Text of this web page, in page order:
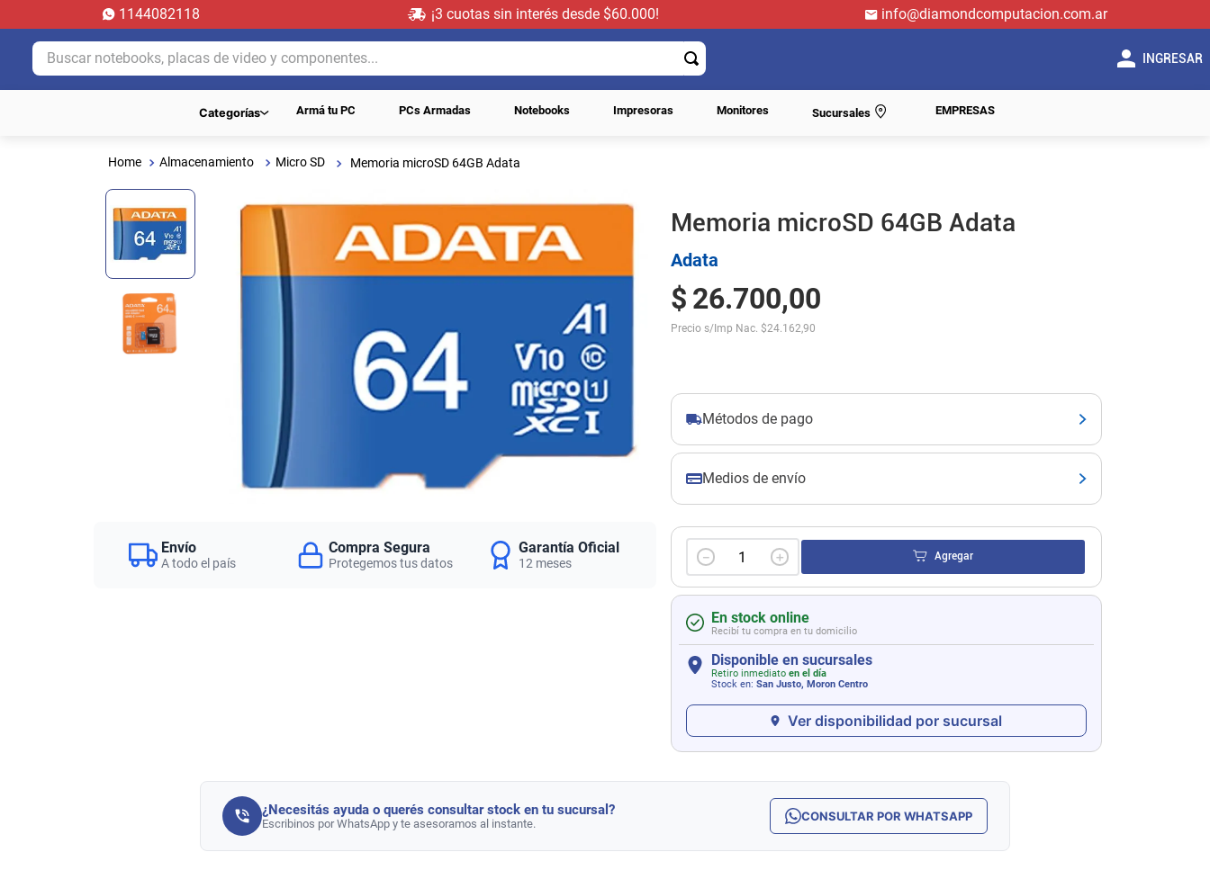
1144082118 ¡3 cuotas sin interés desde $60.000!
info@diamondcomputacion.com.ar
Buscar notebooks, placas de video y componentes...
INGRESAR
Categorías Armá tu PC PCs Armadas Notebooks Impresoras Monitores Sucursales EMPRESAS
Almacenamiento Micro SD Memoria microSD 64GB Adata
Envío
A todo el país
Compra Segura
Protegemos tus datos
Garantía Oficial
12 meses
Memoria microSD 64GB Adata
Adata
$ 26.700,00
Precio s/Imp Nac. $24.162,90
Métodos de pago
Medios de envío
＋
－ Agregar
En stock online
Recibí tu compra en tu domicilio
Disponible en sucursales
Retiro inmediato en el día
Stock en: San Justo, Moron Centro
Ver disponibilidad por sucursal
¿Necesitás ayuda o querés consultar stock en tu sucursal?
Escribinos por WhatsApp y te asesoramos al instante. CONSULTAR POR WHATSAPP